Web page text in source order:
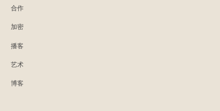
合作
加密
播客
艺术
博客